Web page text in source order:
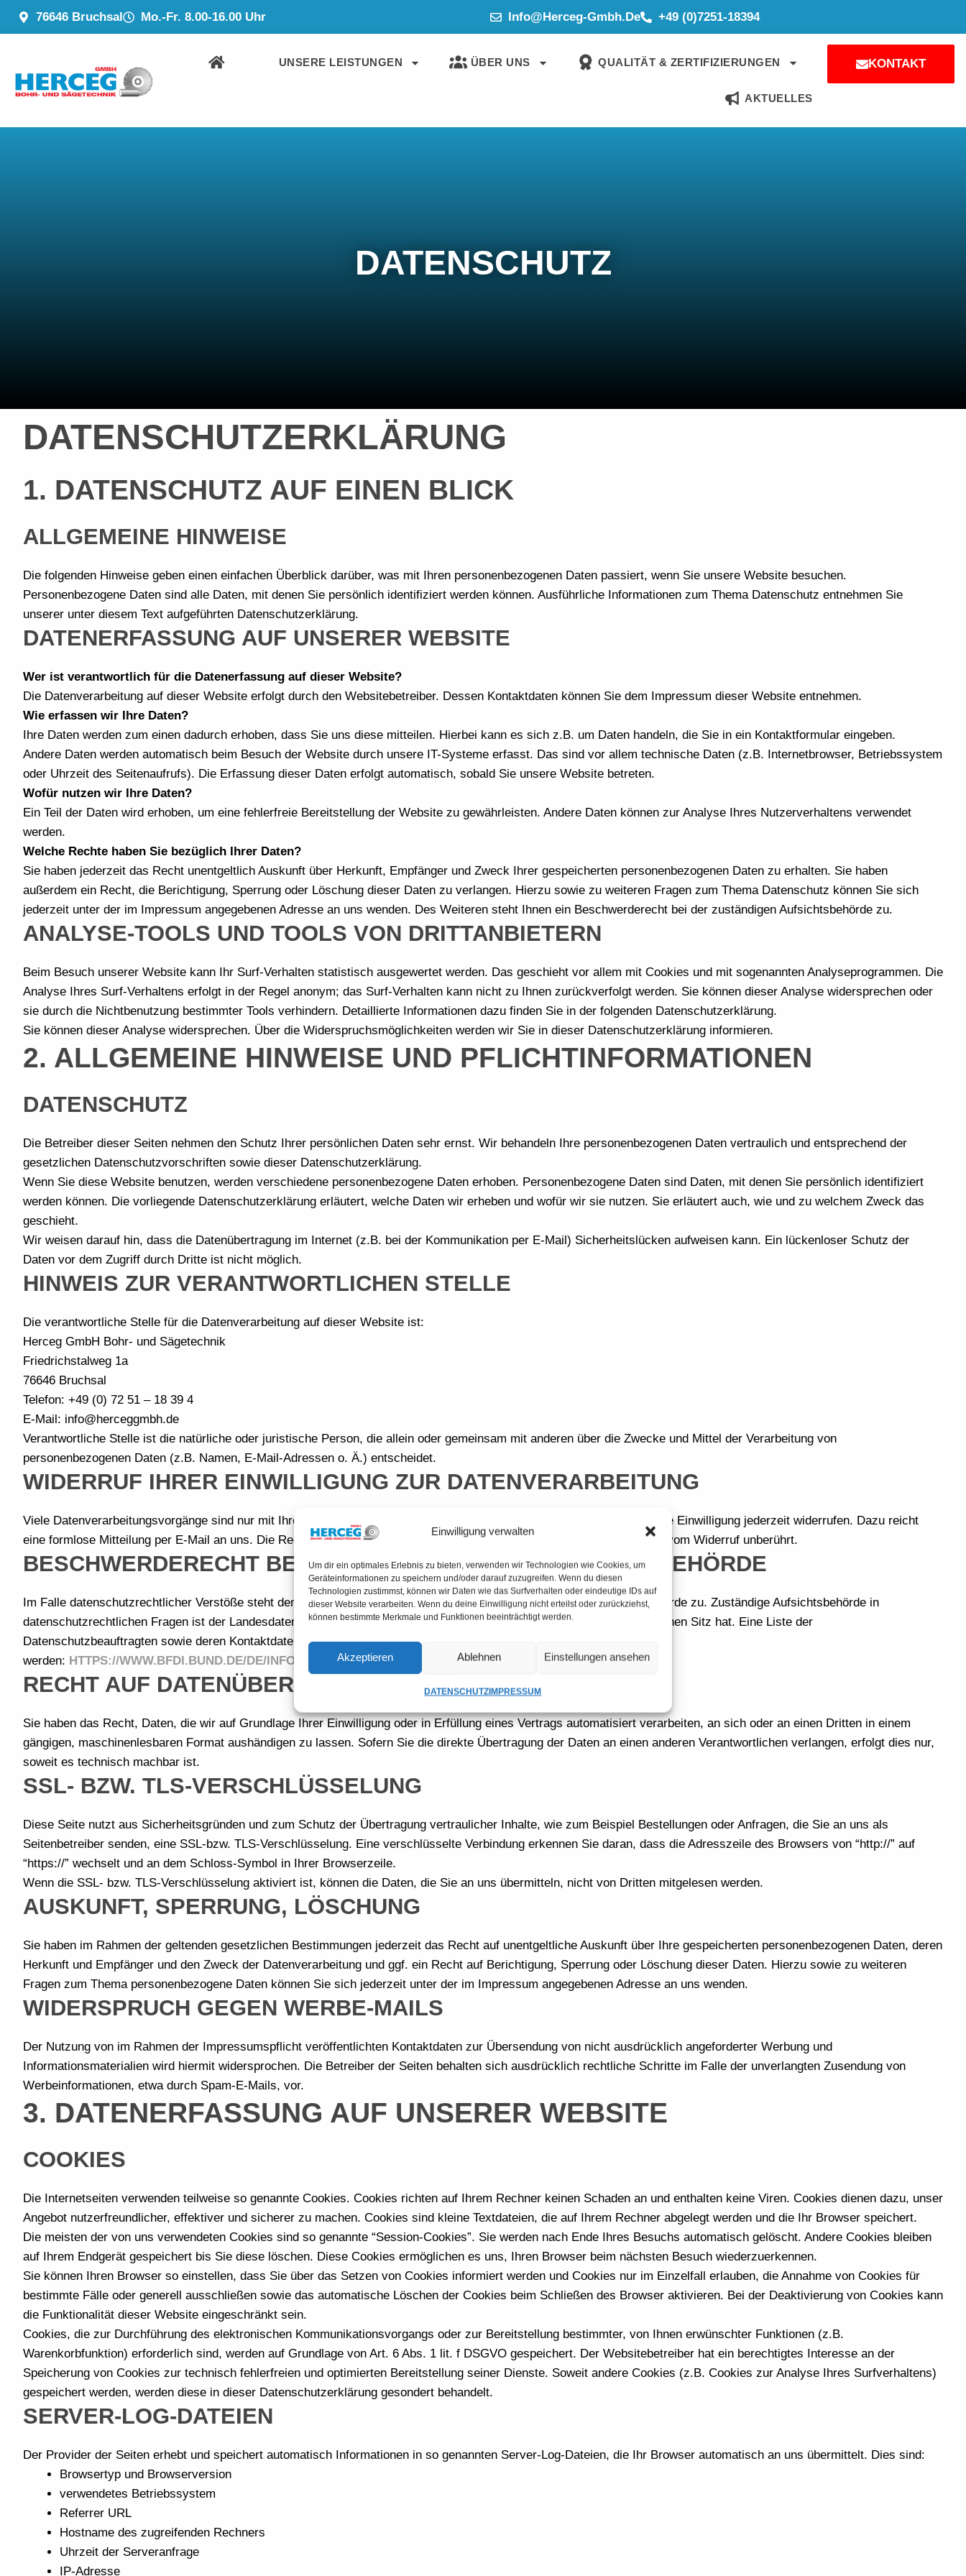
Einwilligung verwalten
Um dir ein optimales Erlebnis zu bieten, verwenden wir Technologien wie Cookies, um
Geräteinformationen zu speichern und/oder darauf zuzugreifen. Wenn du diesen
Technologien zustimmst, können wir Daten wie das Surfverhalten oder eindeutige IDs auf
dieser Website verarbeiten. Wenn du deine Einwilligung nicht erteilst oder zurückziehst,
können bestimmte Merkmale und Funktionen beeinträchtigt werden.
Akzeptieren Ablehnen Einstellungen ansehen
DATENSCHUTZIMPRESSUM
ZUM
76646 Bruchsal Mo.-Fr. 8.00-16.00 Uhr Info@herceg-Gmbh.de +49 (0)7251-18394
UNSERE LEISTUNGEN ÜBER UNS QUALITÄT & ZERTIFIZIERUNGEN
AKTUELLES
KONTAKT
DATENSCHUTZ
DATENSCHUTZERKLÄRUNG
1. DATENSCHUTZ AUF EINEN BLICK
ALLGEMEINE HINWEISE
Die folgenden Hinweise geben einen einfachen Überblick darüber, was mit Ihren personenbezogenen Daten passiert, wenn Sie unsere Website besuchen.
Personenbezogene Daten sind alle Daten, mit denen Sie persönlich identifiziert werden können. Ausführliche Informationen zum Thema Datenschutz entnehmen Sie
unserer unter diesem Text aufgeführten Datenschutzerklärung.
DATENERFASSUNG AUF UNSERER WEBSITE
Wer ist verantwortlich für die Datenerfassung auf dieser Website?
Die Datenverarbeitung auf dieser Website erfolgt durch den Websitebetreiber. Dessen Kontaktdaten können Sie dem Impressum dieser Website entnehmen.
Wie erfassen wir Ihre Daten?
Ihre Daten werden zum einen dadurch erhoben, dass Sie uns diese mitteilen. Hierbei kann es sich z.B. um Daten handeln, die Sie in ein Kontaktformular eingeben.
Andere Daten werden automatisch beim Besuch der Website durch unsere IT-Systeme erfasst. Das sind vor allem technische Daten (z.B. Internetbrowser, Betriebssystem
oder Uhrzeit des Seitenaufrufs). Die Erfassung dieser Daten erfolgt automatisch, sobald Sie unsere Website betreten.
Wofür nutzen wir Ihre Daten?
Ein Teil der Daten wird erhoben, um eine fehlerfreie Bereitstellung der Website zu gewährleisten. Andere Daten können zur Analyse Ihres Nutzerverhaltens verwendet
werden.
Welche Rechte haben Sie bezüglich Ihrer Daten?
Sie haben jederzeit das Recht unentgeltlich Auskunft über Herkunft, Empfänger und Zweck Ihrer gespeicherten personenbezogenen Daten zu erhalten. Sie haben
außerdem ein Recht, die Berichtigung, Sperrung oder Löschung dieser Daten zu verlangen. Hierzu sowie zu weiteren Fragen zum Thema Datenschutz können Sie sich
jederzeit unter der im Impressum angegebenen Adresse an uns wenden. Des Weiteren steht Ihnen ein Beschwerderecht bei der zuständigen Aufsichtsbehörde zu.
ANALYSE-TOOLS UND TOOLS VON DRITTANBIETERN
Beim Besuch unserer Website kann Ihr Surf-Verhalten statistisch ausgewertet werden. Das geschieht vor allem mit Cookies und mit sogenannten Analyseprogrammen. Die
Analyse Ihres Surf-Verhaltens erfolgt in der Regel anonym; das Surf-Verhalten kann nicht zu Ihnen zurückverfolgt werden. Sie können dieser Analyse widersprechen oder
sie durch die Nichtbenutzung bestimmter Tools verhindern. Detaillierte Informationen dazu finden Sie in der folgenden Datenschutzerklärung.
Sie können dieser Analyse widersprechen. Über die Widerspruchsmöglichkeiten werden wir Sie in dieser Datenschutzerklärung informieren.
2. ALLGEMEINE HINWEISE UND PFLICHTINFORMATIONEN
DATENSCHUTZ
Die Betreiber dieser Seiten nehmen den Schutz Ihrer persönlichen Daten sehr ernst. Wir behandeln Ihre personenbezogenen Daten vertraulich und entsprechend der
gesetzlichen Datenschutzvorschriften sowie dieser Datenschutzerklärung.
Wenn Sie diese Website benutzen, werden verschiedene personenbezogene Daten erhoben. Personenbezogene Daten sind Daten, mit denen Sie persönlich identifiziert
werden können. Die vorliegende Datenschutzerklärung erläutert, welche Daten wir erheben und wofür wir sie nutzen. Sie erläutert auch, wie und zu welchem Zweck das
geschieht.
Wir weisen darauf hin, dass die Datenübertragung im Internet (z.B. bei der Kommunikation per E-Mail) Sicherheitslücken aufweisen kann. Ein lückenloser Schutz der
Daten vor dem Zugriff durch Dritte ist nicht möglich.
HINWEIS ZUR VERANTWORTLICHEN STELLE
Die verantwortliche Stelle für die Datenverarbeitung auf dieser Website ist:
Herceg GmbH Bohr- und Sägetechnik
Friedrichstalweg 1a
76646 Bruchsal
Telefon: +49 (0) 72 51 – 18 39 4
E-Mail: info@herceggmbh.de
Verantwortliche Stelle ist die natürliche oder juristische Person, die allein oder gemeinsam mit anderen über die Zwecke und Mittel der Verarbeitung von
personenbezogenen Daten (z.B. Namen, E-Mail-Adressen o. Ä.) entscheidet.
WIDERRUF IHRER EINWILLIGUNG ZUR DATENVERARBEITUNG
Viele Datenverarbeitungsvorgänge sind nur mit Ihrer ausdrücklichen Einwilligung möglich. Sie können eine bereits erteilte Einwilligung jederzeit widerrufen. Dazu reicht
eine formlose Mitteilung per E-Mail an uns. Die Rechtmäßigkeit der bis zum Widerruf erfolgten Datenverarbeitung bleibt vom Widerruf unberührt.
BESCHWERDERECHT BEI DER ZUSTÄNDIGEN AUFSICHTSBEHÖRDE
Im Falle datenschutzrechtlicher Verstöße steht dem Betroffenen ein Beschwerderecht bei der zuständigen Aufsichtsbehörde zu. Zuständige Aufsichtsbehörde in
datenschutzrechtlichen Fragen ist der Landesdatenschutzbeauftragte des Bundeslandes, in dem unser Unternehmen seinen Sitz hat. Eine Liste der
Datenschutzbeauftragten sowie deren Kontaktdaten können folgendem Link entnommen
werden: HTTPS://WWW.BFDI.BUND.DE/DE/INFOTHEK/ANSCHRIFTEN_LINKS/ANSCHRIFTEN_LINKS-NODE.HTML
RECHT AUF DATENÜBERTRAGBARKEIT
Sie haben das Recht, Daten, die wir auf Grundlage Ihrer Einwilligung oder in Erfüllung eines Vertrags automatisiert verarbeiten, an sich oder an einen Dritten in einem
gängigen, maschinenlesbaren Format aushändigen zu lassen. Sofern Sie die direkte Übertragung der Daten an einen anderen Verantwortlichen verlangen, erfolgt dies nur,
soweit es technisch machbar ist.
SSL- BZW. TLS-VERSCHLÜSSELUNG
Diese Seite nutzt aus Sicherheitsgründen und zum Schutz der Übertragung vertraulicher Inhalte, wie zum Beispiel Bestellungen oder Anfragen, die Sie an uns als
Seitenbetreiber senden, eine SSL-bzw. TLS-Verschlüsselung. Eine verschlüsselte Verbindung erkennen Sie daran, dass die Adresszeile des Browsers von “http://” auf
“https://” wechselt und an dem Schloss-Symbol in Ihrer Browserzeile.
Wenn die SSL- bzw. TLS-Verschlüsselung aktiviert ist, können die Daten, die Sie an uns übermitteln, nicht von Dritten mitgelesen werden.
AUSKUNFT, SPERRUNG, LÖSCHUNG
Sie haben im Rahmen der geltenden gesetzlichen Bestimmungen jederzeit das Recht auf unentgeltliche Auskunft über Ihre gespeicherten personenbezogenen Daten, deren
Herkunft und Empfänger und den Zweck der Datenverarbeitung und ggf. ein Recht auf Berichtigung, Sperrung oder Löschung dieser Daten. Hierzu sowie zu weiteren
Fragen zum Thema personenbezogene Daten können Sie sich jederzeit unter der im Impressum angegebenen Adresse an uns wenden.
WIDERSPRUCH GEGEN WERBE-MAILS
Der Nutzung von im Rahmen der Impressumspflicht veröffentlichten Kontaktdaten zur Übersendung von nicht ausdrücklich angeforderter Werbung und
Informationsmaterialien wird hiermit widersprochen. Die Betreiber der Seiten behalten sich ausdrücklich rechtliche Schritte im Falle der unverlangten Zusendung von
Werbeinformationen, etwa durch Spam-E-Mails, vor.
3. DATENERFASSUNG AUF UNSERER WEBSITE
COOKIES
Die Internetseiten verwenden teilweise so genannte Cookies. Cookies richten auf Ihrem Rechner keinen Schaden an und enthalten keine Viren. Cookies dienen dazu, unser
Angebot nutzerfreundlicher, effektiver und sicherer zu machen. Cookies sind kleine Textdateien, die auf Ihrem Rechner abgelegt werden und die Ihr Browser speichert.
Die meisten der von uns verwendeten Cookies sind so genannte “Session-Cookies”. Sie werden nach Ende Ihres Besuchs automatisch gelöscht. Andere Cookies bleiben
auf Ihrem Endgerät gespeichert bis Sie diese löschen. Diese Cookies ermöglichen es uns, Ihren Browser beim nächsten Besuch wiederzuerkennen.
Sie können Ihren Browser so einstellen, dass Sie über das Setzen von Cookies informiert werden und Cookies nur im Einzelfall erlauben, die Annahme von Cookies für
bestimmte Fälle oder generell ausschließen sowie das automatische Löschen der Cookies beim Schließen des Browser aktivieren. Bei der Deaktivierung von Cookies kann
die Funktionalität dieser Website eingeschränkt sein.
Cookies, die zur Durchführung des elektronischen Kommunikationsvorgangs oder zur Bereitstellung bestimmter, von Ihnen erwünschter Funktionen (z.B.
Warenkorbfunktion) erforderlich sind, werden auf Grundlage von Art. 6 Abs. 1 lit. f DSGVO gespeichert. Der Websitebetreiber hat ein berechtigtes Interesse an der
Speicherung von Cookies zur technisch fehlerfreien und optimierten Bereitstellung seiner Dienste. Soweit andere Cookies (z.B. Cookies zur Analyse Ihres Surfverhaltens)
gespeichert werden, werden diese in dieser Datenschutzerklärung gesondert behandelt.
SERVER-LOG-DATEIEN
Der Provider der Seiten erhebt und speichert automatisch Informationen in so genannten Server-Log-Dateien, die Ihr Browser automatisch an uns übermittelt. Dies sind:
Browsertyp und Browserversion
verwendetes Betriebssystem
Referrer URL
Hostname des zugreifenden Rechners
Uhrzeit der Serveranfrage
IP-Adresse